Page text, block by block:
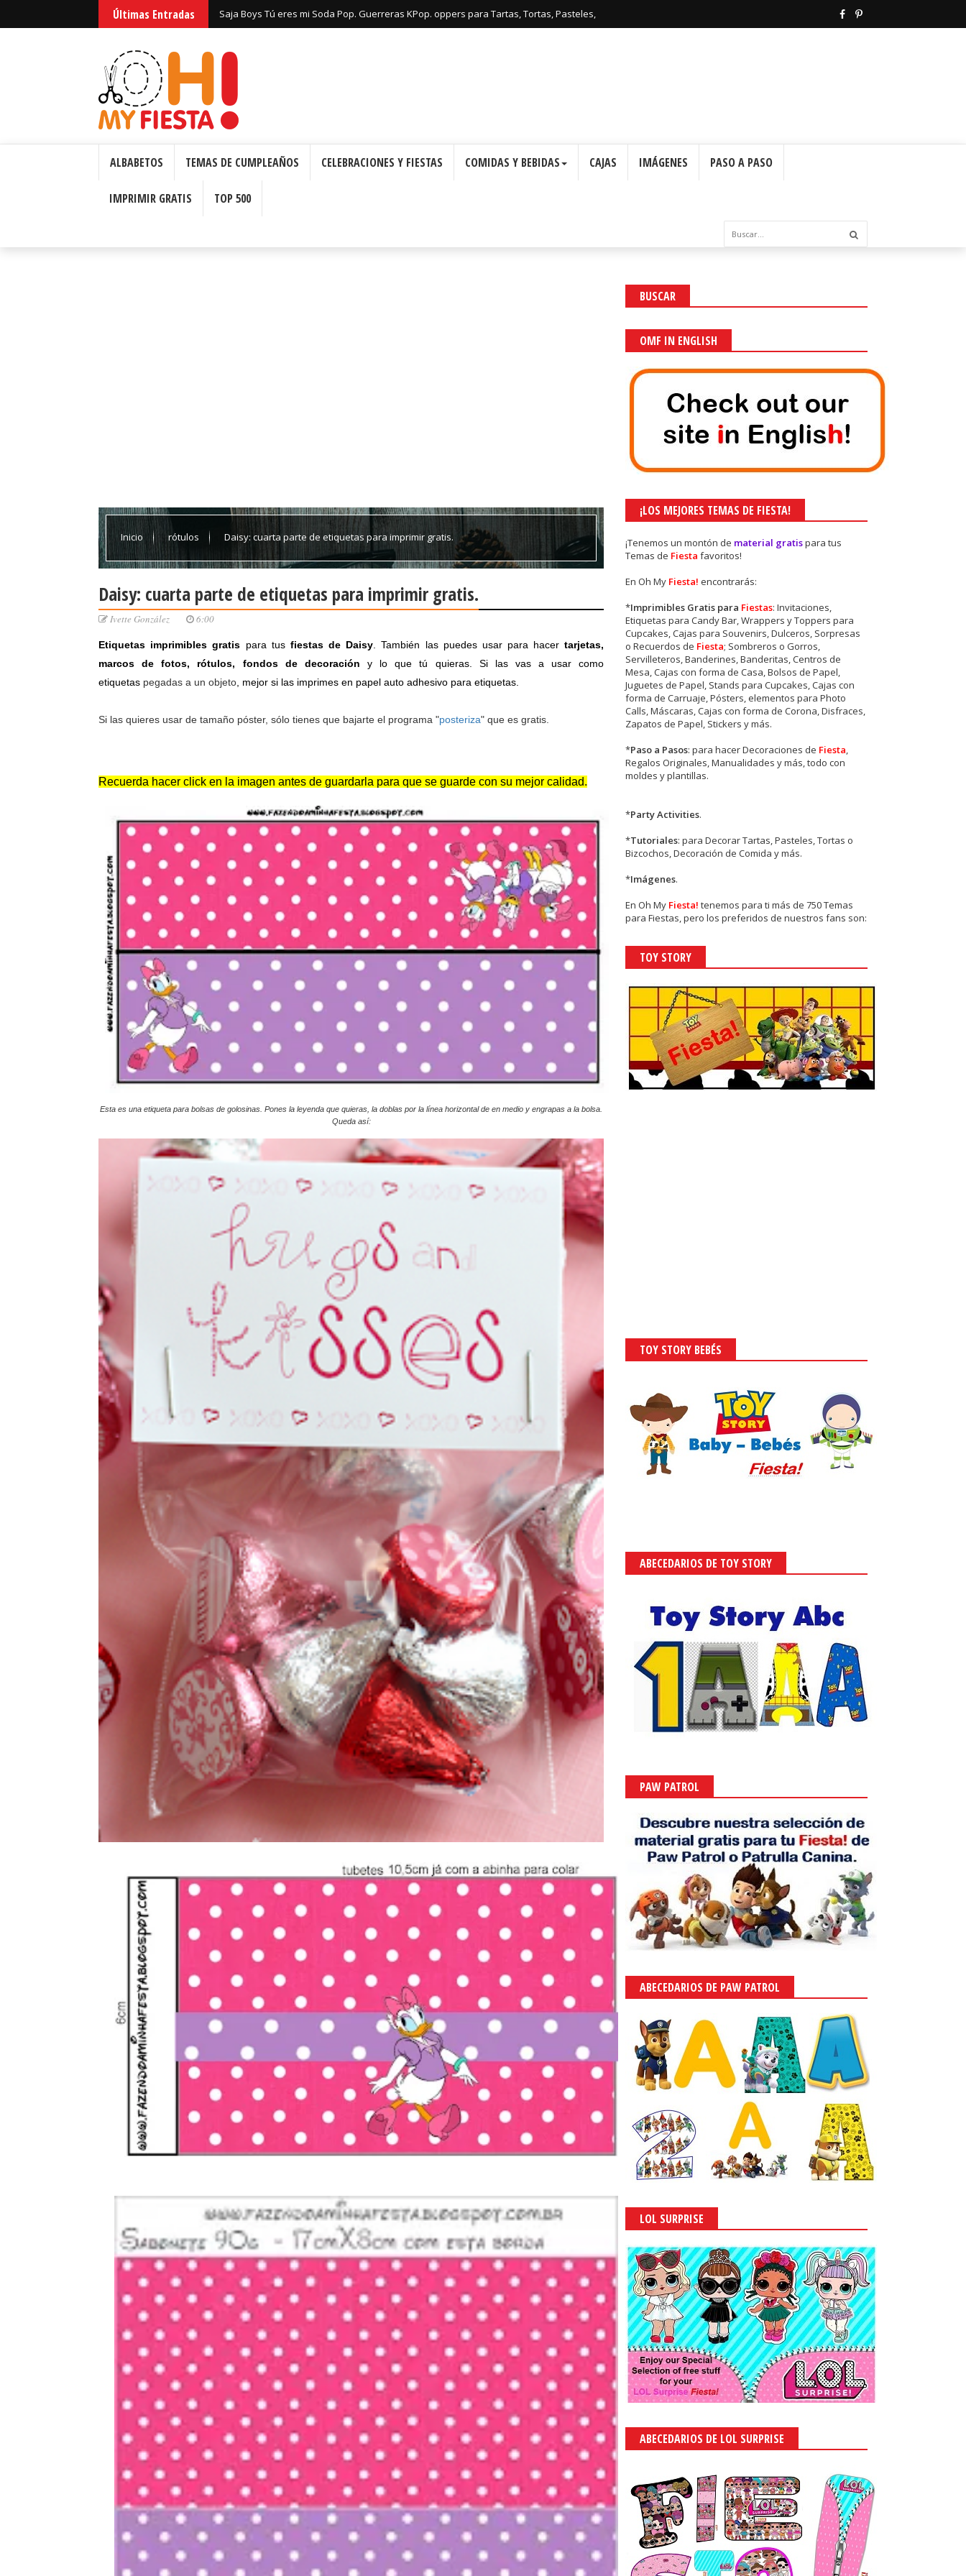
Últimas Entradas Saja Boys Tú eres mi Soda Pop. Guerreras KPop. oppers para Tartas, Tortas, Pasteles,
ALBABETOS TEMAS DE CUMPLEAÑOS CELEBRACIONES Y FIESTAS COMIDAS Y BEBIDAS CAJAS IMÁGENES PASO A PASO
IMPRIMIR GRATIS TOP 500
Inicio rótulos Daisy: cuarta parte de etiquetas para imprimir gratis.
Daisy: cuarta parte de etiquetas para imprimir gratis.
Ivette González 6:00
Etiquetas imprimibles gratis para tus fiestas de Daisy . También las puedes usar para hacer tarjetas,
marcos de fotos, rótulos, fondos de decoración
y lo que tú quieras. Si las vas a usar como
etiquetas pegadas a un objeto , mejor si las imprimes en papel auto adhesivo para etiquetas.
Si las quieres usar de tamaño póster, sólo tienes que bajarte el programa "posteriza" que es gratis.
Recuerda hacer click en la imagen antes de guardarla para que se guarde con su mejor calidad.
Esta es una etiqueta para bolsas de golosinas. Pones la leyenda que quieras, la doblas por la línea horizontal de en medio y engrapas a la bolsa.
Queda así:
BUSCAR
OMF IN ENGLISH
¡LOS MEJORES TEMAS DE FIESTA!
¡Tenemos un montón de material gratispara tus
Temas de Fiestafavoritos!
En Oh My Fiesta!encontrarás:
*Imprimibles Gratis para Fiestas: Invitaciones,
Etiquetas para Candy Bar, Wrappers y Toppers para
Cupcakes, Cajas para Souvenirs, Dulceros, Sorpresas
o Recuerdos de Fiesta; Sombreros o Gorros,
Servilleteros, Banderines, Banderitas, Centros de
Mesa, Cajas con forma de Casa, Bolsos de Papel,
Juguetes de Papel, Stands para Cupcakes, Cajas con
forma de Carruaje, Pósters, elementos para Photo
Calls, Máscaras, Cajas con forma de Corona, Disfraces,
Zapatos de Papel, Stickers y más.
*Paso a Pasos: para hacer Decoraciones de Fiesta,
Regalos Originales, Manualidades y más, todo con
moldes y plantillas.
*Party Activities.
*Tutoriales: para Decorar Tartas, Pasteles, Tortas o
Bizcochos, Decoración de Comida y más.
*Imágenes.
EnOh My Fiesta! tenemos para ti más de 750 Temas
para Fiestas, pero los preferidos de nuestros fans son:
TOY STORY
TOY STORY BEBÉS
ABECEDARIOS DE TOY STORY
PAW PATROL
ABECEDARIOS DE PAW PATROL
LOL SURPRISE
ABECEDARIOS DE LOL SURPRISE